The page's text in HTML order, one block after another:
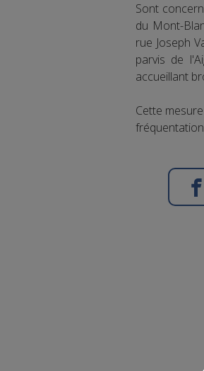
Sont
du Mont-
rue Joseph
parvis de
accueillant
Cette
fréquentation